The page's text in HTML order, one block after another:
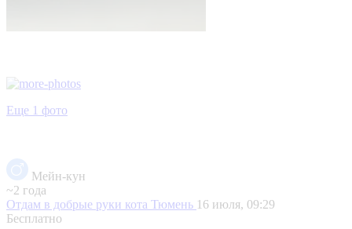
Еще 1 фото
Мейн-кун
~2 года
Отдам в добрые руки кота Тюмень 16 июля, 09:29
Бесплатно